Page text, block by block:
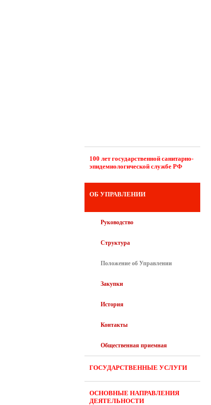
100 лет государственной санитарно-
эпидемиологической службе РФ
ОБ УПРАВЛЕНИИ
Руководство
Структура
Положение об Управлении
Закупки
История
Контакты
Общественная приемная
ГОСУДАРСТВЕННЫЕ УСЛУГИ
ОСНОВНЫЕ НАПРАВЛЕНИЯ
ДЕЯТЕЛЬНОСТИ